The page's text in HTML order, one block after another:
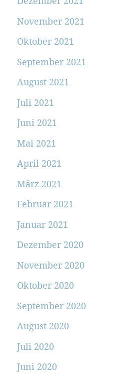
November 2021
Oktober 2021
September 2021
August 2021
Juli 2021
Juni 2021
Mai 2021
April 2021
März 2021
Februar 2021
Januar 2021
Dezember 2020
November 2020
Oktober 2020
September 2020
August 2020
Juli 2020
Juni 2020